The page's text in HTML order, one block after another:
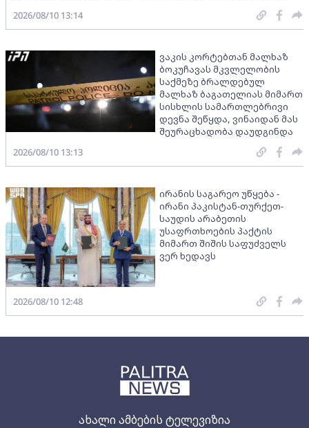
ახალი ამბების ტელევიზია
2026/08/10 13:14
ვაკის კორტებთან მალხაზ
ბოკუჩავას მკვლელობის
საქმეზე ბრალდებულ
მალხაზ ბაგათელიას მიმართ
სისხლის სამართლებრივი
დევნა შეწყდა, ვინაიდან მას
შეურაცხადობა დაუდგინდა
2026/08/10 13:13
ირანის საგარეო უწყება -
ირანი პაკისტან-თურქეთ-
საუდის არაბეთის
უსაფრთხოების პაქტის
მიმართ შიშის საფუძველს
ვერ ხედავს
2026/08/10 12:48